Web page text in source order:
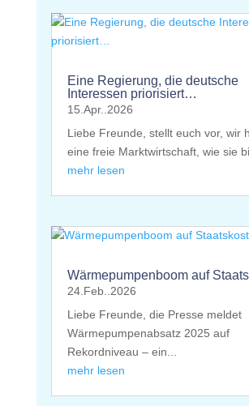
Eine Regierung, die deutsche
Interessen priorisiert…
15.Apr..2026
Liebe Freunde, stellt euch vor, wir
eine freie Marktwirtschaft, wie sie
mehr lesen
Wärmepumpenboom auf
24.Feb..2026
Liebe Freunde, die Presse meldet
Wärmepumpenabsatz 2025 auf
Rekordniveau – ein...
mehr lesen